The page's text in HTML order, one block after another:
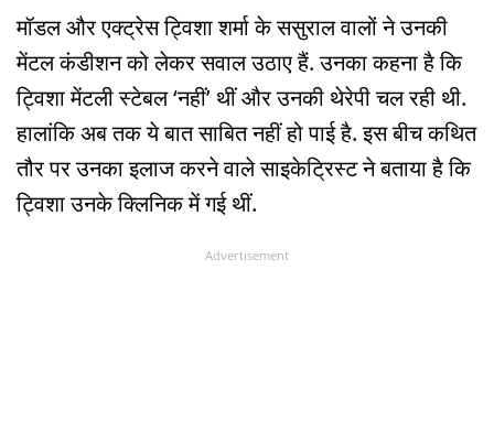
मॉडल और एक्ट्रेस ट्विशा शर्मा के ससुराल वालों ने उनकी
मेंटल कंडीशन को लेकर सवाल उठाए हैं. उनका कहना है कि
ट्विशा मेंटली स्टेबल ‘नहीं’ थीं और उनकी थेरेपी चल रही थी.
हालांकि अब तक ये बात साबित नहीं हो पाई है. इस बीच कथित
तौर पर उनका इलाज करने वाले साइकेट्रिस्ट ने बताया है कि
ट्विशा उनके क्लिनिक में गई थीं.
Advertisement